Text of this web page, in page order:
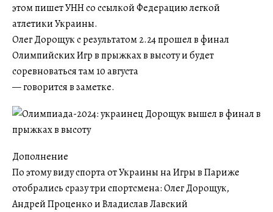
этом пишет УНН со ссылкой Федерацию легкой
атлетики Украины.
Олег Дорощук с результатом 2.24 прошел в финал
Олимпийских Игр в прыжках в высоту и будет
соревноваться там 10 августа
— говорится в заметке.
Дополнение
По этому виду спорта от Украины на Игры в Париже
отобрались сразу три спортсмена: Олег Дорощук,
Андрей Проценко и Владислав Лавский